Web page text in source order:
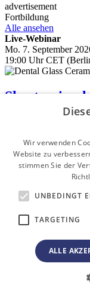
advertisement
Fortbildung
Alle ansehen
Live-Webinar
Mo. 7. September
19:00 Uhr CET
Short –
workflow
Andrea Schaedler,
CE
Di. 8. September 2026
20:00 Uhr CET
Beyond the
Wir verwenden
Website zu
stimmen Sie der
UNBEDINGT
TARGETING
ALLE